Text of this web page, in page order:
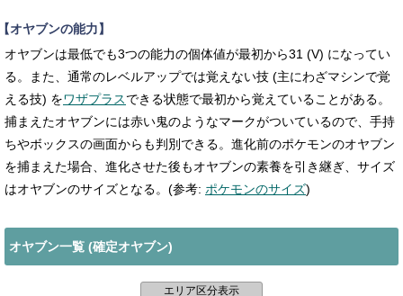
オヤブンの能力】
オヤブンは最低でも3つの能力の個体値が最初から31 (V) になってい
る。また、通常のレベルアップでは覚えない技 (主にわざマシンで覚
える技) をワザプラスできる状態で最初から覚えていることがある。
捕まえたオヤブンには赤い鬼のようなマークがついているので、手持
ちやボックスの画面からも判別できる。進化前のポケモンのオヤブン
を捕まえた場合、進化させた後もオヤブンの素養を引き継ぎ、サイズ
はオヤブンのサイズとなる。(参考: ポケモンのサイズ)
オヤブン一覧 (確定オヤブン)